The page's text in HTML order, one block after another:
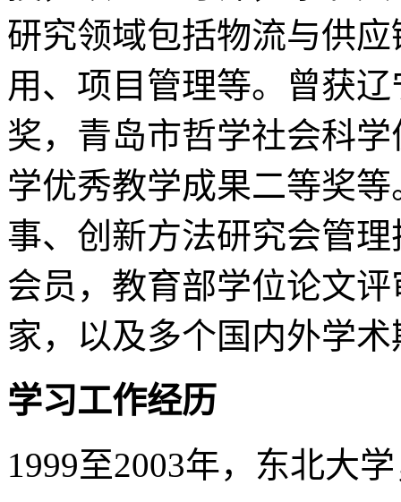
研究领域包括物流与供
用、项目管理等。曾获
奖，青岛市哲学社会科
学优秀教学成果二等奖
事、创新方法研究会管
会员，教育部学位论文
家，以及多个国内外学
学习工作经历
1999至2003年，东北大